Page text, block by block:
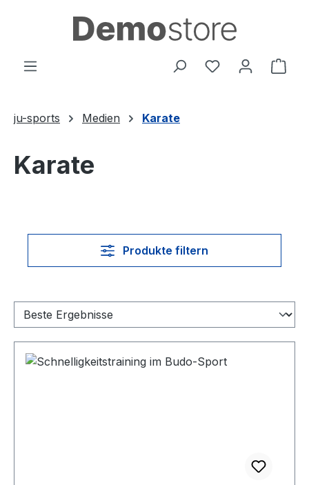
Zum Hauptinhalt springen
Du hast 0
ju-sports Medien Karate
Karate
Produkte filtern